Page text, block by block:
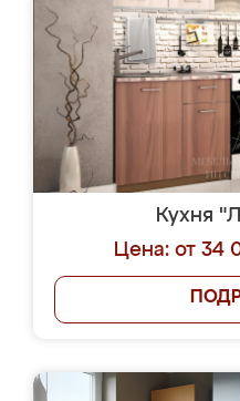
Кухня
Цена: от 34